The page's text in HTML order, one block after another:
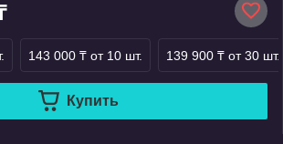
143 000 ₸ от 10 шт. 139 900 ₸ от 30 шт.
Купить